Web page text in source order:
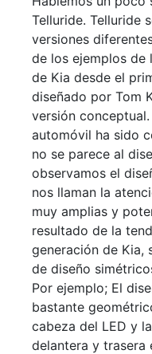
Telluride. Telluride
versiones
de los ejemplos de
de Kia desde el
diseñado por Tom
versión
automóvil ha sido
no se parece al
observamos el
nos llaman la
muy amplias y
resultado de la
generación de Kia,
de diseño
Por ejemplo; El
bastante
cabeza del LED y
delantera y trasera